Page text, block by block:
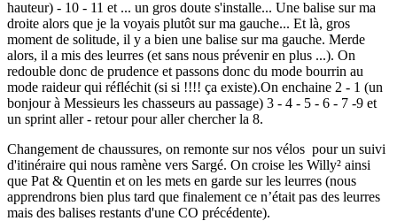
hauteur) - 10 - 11 et ... un gros doute s'installe... Une balise sur ma
droite alors que je la voyais plutôt sur ma gauche... Et là, gros
moment de solitude, il y a bien une balise sur ma gauche. Merde
alors, il a mis des leurres (et sans nous prévenir en plus ...). On
redouble donc de prudence et passons donc du mode bourrin au
mode raideur qui réfléchit (si si !!!! ça existe).On enchaine 2 - 1 (un
bonjour à Messieurs les chasseurs au passage) 3 - 4 - 5 - 6 - 7 -9 et
un sprint aller - retour pour aller chercher la 8.
Changement de chaussures, on remonte sur nos vélos pour un suivi
d'itinéraire qui nous ramène vers Sargé. On croise les Willy² ainsi
que Pat & Quentin et on les mets en garde sur les leurres (nous
apprendrons bien plus tard que finalement ce n’était pas des leurres
mais des balises restants d'une CO précédente).